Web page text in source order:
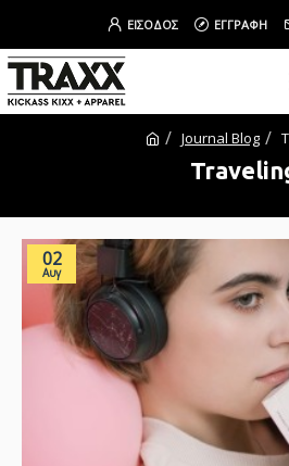
ΕΊΣΟΔΟΣ ΕΓΓΡΑΦΉ
Journal Blog
02
Αυγ